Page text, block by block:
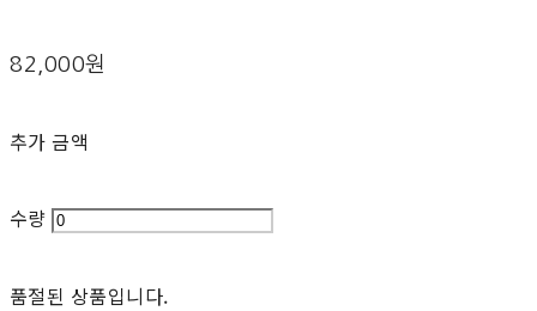
82,000원
추가 금액
수량
품절된 상품입니다.